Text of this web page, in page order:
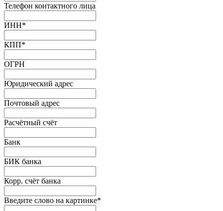
Телефон контактного лица
ИНН*
КПП*
ОГРН
Юридический адрес
Почтовый адрес
Расчётный счёт
Банк
БИК банка
Корр. счёт банка
Введите слово на картинке*